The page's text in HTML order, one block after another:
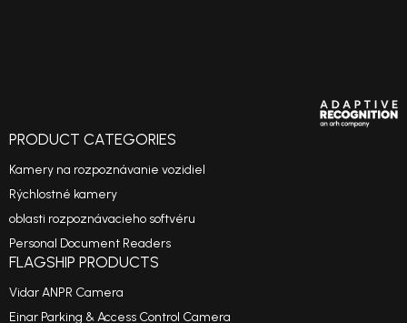
PRODUCT CATEGORIES
Kamery na rozpoznávanie vozidiel
Rýchlostné kamery
oblasti rozpoznávacieho softvéru
Personal Document Readers
FLAGSHIP PRODUCTS
Vidar ANPR Camera
Einar Parking & Access Control Camera